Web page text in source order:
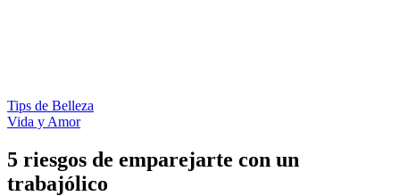
Tips de Belleza
Vida y Amor
5 riesgos de emparejarte con un
trabajólico